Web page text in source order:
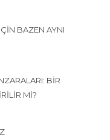
BAZEN AYNI
BIR
MI?